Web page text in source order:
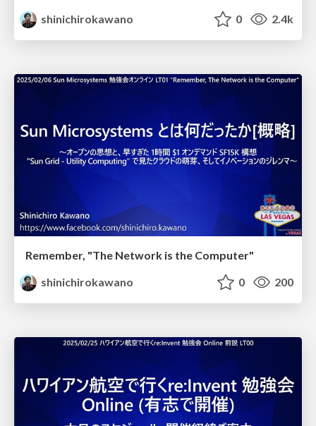
shinichirokawano
0 2.4k
Remember, "The Network is the Computer"
shinichirokawano
0 200